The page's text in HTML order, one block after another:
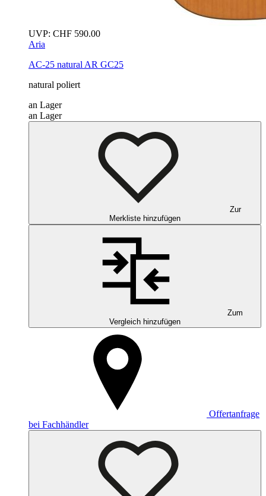
UVP: CHF 590.00
Aria
AC-25 natural AR GC25
natural poliert
an Lager
an Lager
Zur
Merkliste hinzufügen
Zum
Vergleich hinzufügen
Offertanfrage
bei Fachhändler